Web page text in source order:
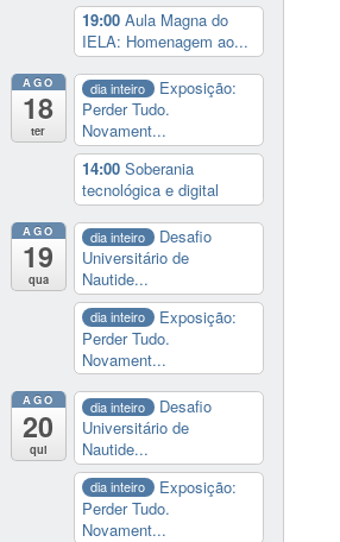
19:00 Aula Magna do
IELA: Homenagem ao...
AGO
18
ter
dia inteiro
Exposição:
Perder Tudo.
Novament...
14:00 Soberania
tecnológica e digital
AGO
19
qua
dia inteiro
Desafio
Universitário de
Nautide...
dia inteiro
Exposição:
Perder Tudo.
Novament...
AGO
20
qui
dia inteiro
Desafio
Universitário de
Nautide...
dia inteiro
Exposição:
Perder Tudo.
Novament...